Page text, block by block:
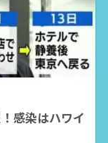
感染はハワイ